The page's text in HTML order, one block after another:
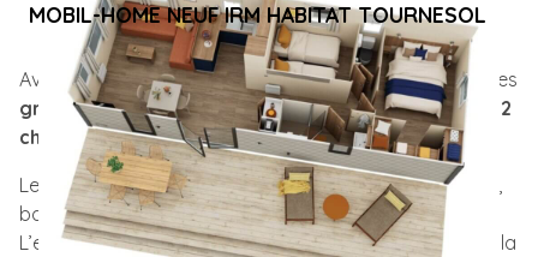
MOBIL-HOME NEUF IRM HABITAT TOURNESOL
Avec ses40 m², leIRM Habitat Tournesolfait partie des
grands modèles résidentielsde la gamme. Il compte 2
chambressur des dimensions de10,70 m sur 4,15 m.
Le Tournesol se distingue par sonsalon panoramique ,
baigné de lumière grâce à un effet «bow window
L’espace nuit restepréservé et intimiste, à l’écart de la